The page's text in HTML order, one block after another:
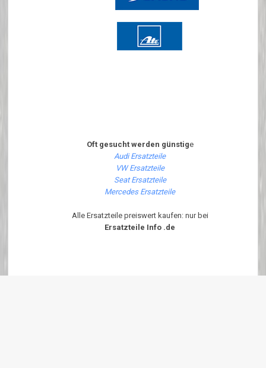
Oft gesucht werden günstige
Audi Ersatzteile
VW Ersatzteile
Seat Ersatzteile
Mercedes Ersatzteile
Alle Ersatzteile preiswert kaufen: nur bei
Ersatzteile Info .de